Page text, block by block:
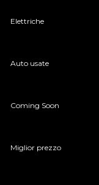
Elettriche
Auto usate
Coming Soon
Miglior prezzo